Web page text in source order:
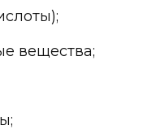
вещества;